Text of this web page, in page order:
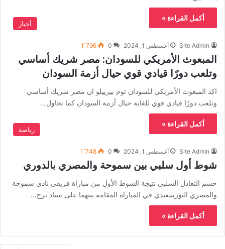
أكمل القراءة »
أخبار
Site Admin أغسطس 1, 2024 0 1٬796
المبعوث الأمريكي للسودان: مصر شريك أساسي
وتلعب دورًا قيادي قوي حيال أزمة السودان
اكد المبعوث الأمريكي للسودان توم بيرييلو ان مصر شريك أساسي
وتلعب دورًا قيادي قوي للغاية حيال أزمة السودان كما تحاول…
أكمل القراءة »
رياضة
Site Admin أغسطس 1, 2024 0 1٬748
شوط أول سلبي بين سموحة والمصري بالدوري
حسم التعادل السلبي نتيجة الشوط الأول من مباراة فريقي نادي سموحة
والمصري البورسعيدي في المباراة المقامة بينهما على ستاد برج…
أكمل القراءة »